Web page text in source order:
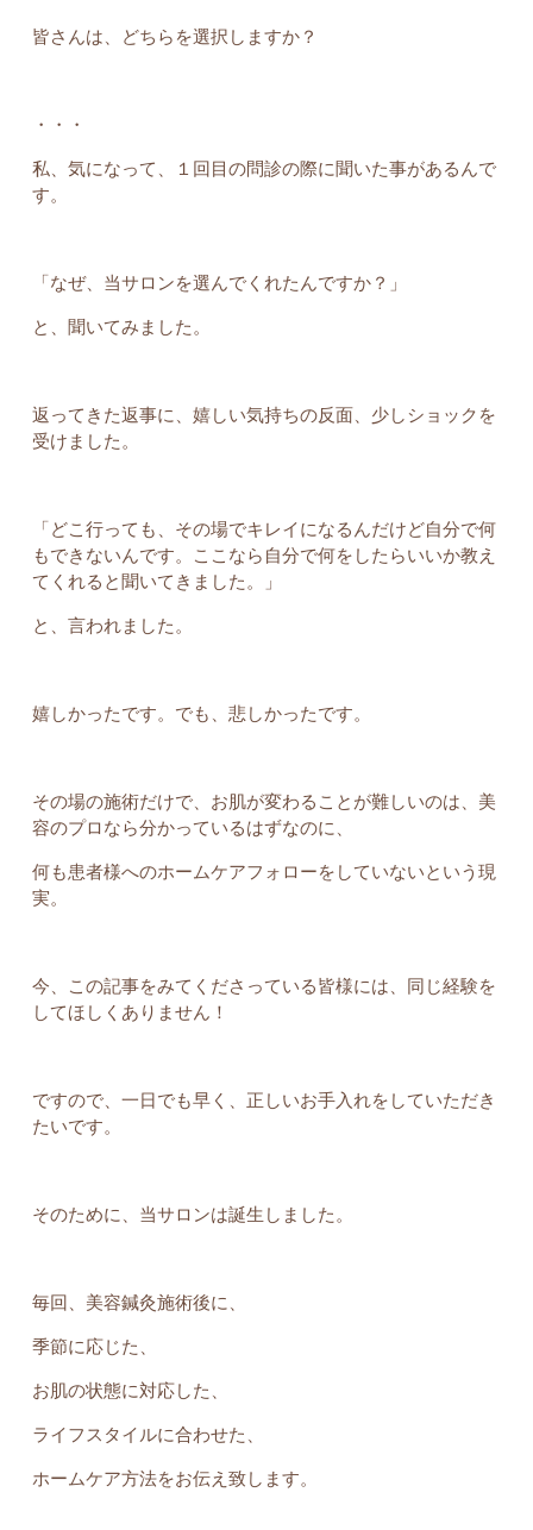
皆さんは、どちらを選択しますか？
・・・
私、気になって、１回目の問診の際に聞いた事があるんで
す。
「なぜ、当サロンを選んでくれたんですか？」
と、聞いてみました。
返ってきた返事に、嬉しい気持ちの反面、少しショックを
受けました。
「どこ行っても、その場でキレイになるんだけど自分で何
もできないんです。ここなら自分で何をしたらいいか教え
てくれると聞いてきました。」
と、言われました。
嬉しかったです。でも、悲しかったです。
その場の施術だけで、お肌が変わることが難しいのは、美
容のプロなら分かっているはずなのに、
何も患者様へのホームケアフォローをしていないという現
実。
今、この記事をみてくださっている皆様には、同じ経験を
してほしくありません！
ですので、一日でも早く、正しいお手入れをしていただき
たいです。
そのために、当サロンは誕生しました。
毎回、美容鍼灸施術後に、
季節に応じた、
お肌の状態に対応した、
ライフスタイルに合わせた、
ホームケア方法をお伝え致します。